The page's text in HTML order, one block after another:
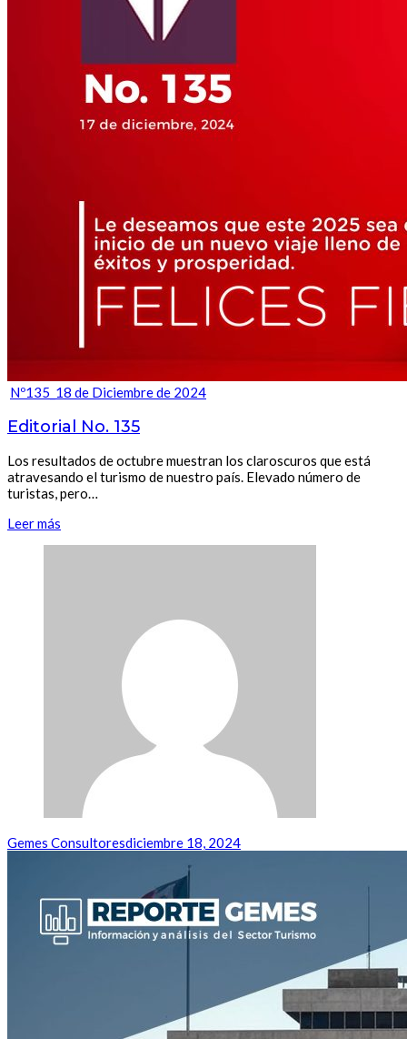
Nº135_18 de Diciembre de 2024
Editorial No. 135
Los resultados de octubre muestran los claroscuros que está
atravesando el turismo de nuestro país. Elevado número de
turistas, pero…
Leer más
Gemes Consultoresdiciembre 18, 2024